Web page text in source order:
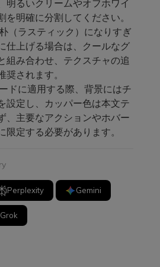
明るいクリームやオフホワイ
を明確に分割してください。
（ラスティック）になりすぎ
仕上げる場合は、クールなグ
組み合わせ、テクスチャの追
奨されます。
ドに適用する際、背景にはチ
設定し、カッパー色は本文テ
、主要なアクションやホバー
限定する必要があります。
Perplexity Gemini
Grok